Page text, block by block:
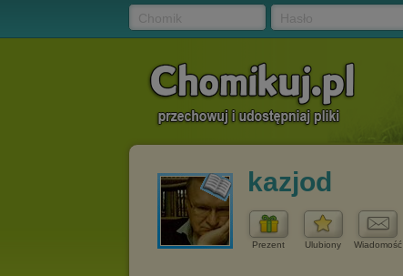
kazjod
Prezent Ulubiony Wiadomość